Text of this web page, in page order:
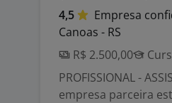
4,5 Empresa
Canoas - RS
R$ 2.500,00
PROFISSIONAL -
empresa parceira